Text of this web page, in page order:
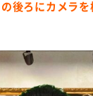
後ろにカメラ